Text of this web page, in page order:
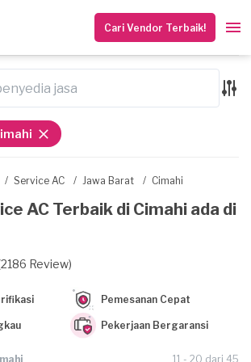
Cari Vendor Terbaik!
/ Service AC / Jawa Barat / Cimahi
AC Terbaik di Cimahi ada di
Review)
Pemesanan Cepat
Pekerjaan Bergaransi
11 - 20 dari 45